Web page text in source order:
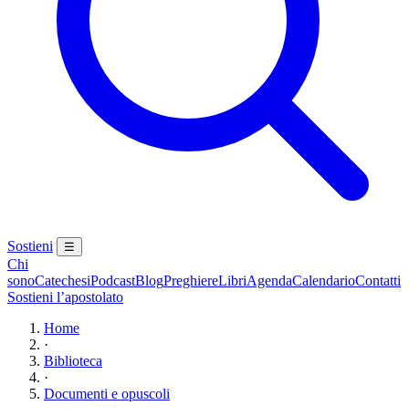
Sostieni ☰
Chi
sonoCatechesiPodcastBlogPreghiereLibriAgendaCalendarioContatti
Sostieni l’apostolato
Home
·
Biblioteca
·
Documenti e opuscoli